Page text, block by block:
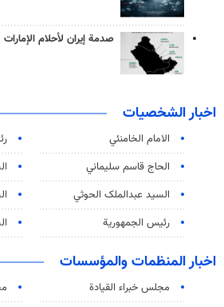
صدمة إيران لأحلام الإمارات
اخبار الشخصيات
الامام الخامنئي
الحاج قاسم سليماني
السید عبدالملک الحوثي
رئيس الجمهورية
اخبار المنظمات والمؤسسات
مجلس خبراء القيادة